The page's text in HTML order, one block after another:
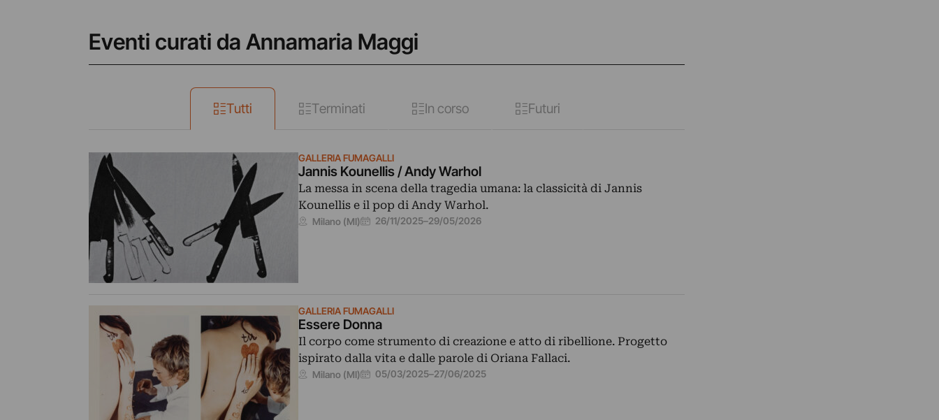
Eventi curati da Annamaria Maggi
Tutti Terminati In corso Futuri
GALLERIA FUMAGALLI
Jannis Kounellis / Andy Warhol
La messa in scena della tragedia umana: la classicità di Jannis
Kounellis e il pop di Andy Warhol.
Milano (MI) 26/11/2025–29/05/2026
GALLERIA FUMAGALLI
Essere Donna
Il corpo come strumento di creazione e atto di ribellione. Progetto
ispirato dalla vita e dalle parole di Oriana Fallaci.
Milano (MI) 05/03/2025–27/06/2025